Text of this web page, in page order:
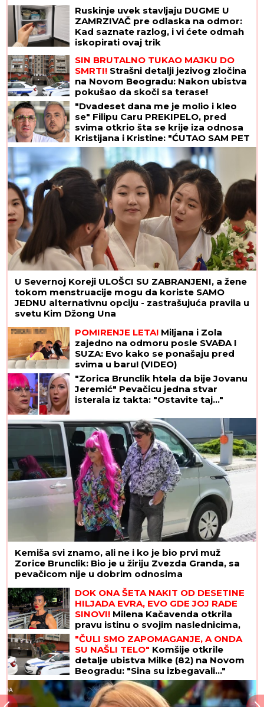
Ruskinje uvek stavljaju DUGME U
ZAMRZIVAČ pre odlaska na odmor:
Kad saznate razlog, i vi ćete odmah
iskopirati ovaj trik
SIN BRUTALNO TUKAO MAJKU DO
SMRTI! Strašni detalji jezivog zločina
na Novom Beogradu: Nakon ubistva
pokušao da skoči sa terase!
"Dvadeset dana me je molio i kleo
se" Filipu Caru PREKIPELO, pred
svima otkrio šta se krije iza odnosa
Kristijana i Kristine: "ĆUTAO SAM PET
GODINA"
U Severnoj Koreji ULOŠCI SU ZABRANJENI, a žene
tokom menstruacije mogu da koriste SAMO
JEDNU alternativnu opciju - zastrašujuća pravila u
svetu Kim Džong Una
POMIRENJE LETA! Miljana i Zola
zajedno na odmoru posle SVAĐA I
SUZA: Evo kako se ponašaju pred
svima u baru! (VIDEO)
"Zorica Brunclik htela da bije Jovanu
Jeremić" Pevačicu jedna stvar
isterala iz takta: "Ostavite taj..."
Kemiša svi znamo, ali ne i ko je bio prvi muž
Zorice Brunclik: Bio je u žiriju Zvezda Granda, sa
pevačicom nije u dobrim odnosima
DOK ONA ŠETA NAKIT OD DESETINE
HILJADA EVRA, EVO GDE JOJ RADE
SINOVI! Milena Kačavenda otkrila
pravu istinu o svojim naslednicima,
jedan je na primorju
"ČULI SMO ZAPOMAGANJE, A ONDA
SU NAŠLI TELO" Komšije otkrile
detalje ubistva Milke (82) na Novom
Beogradu: "Sina su izbegavali..."